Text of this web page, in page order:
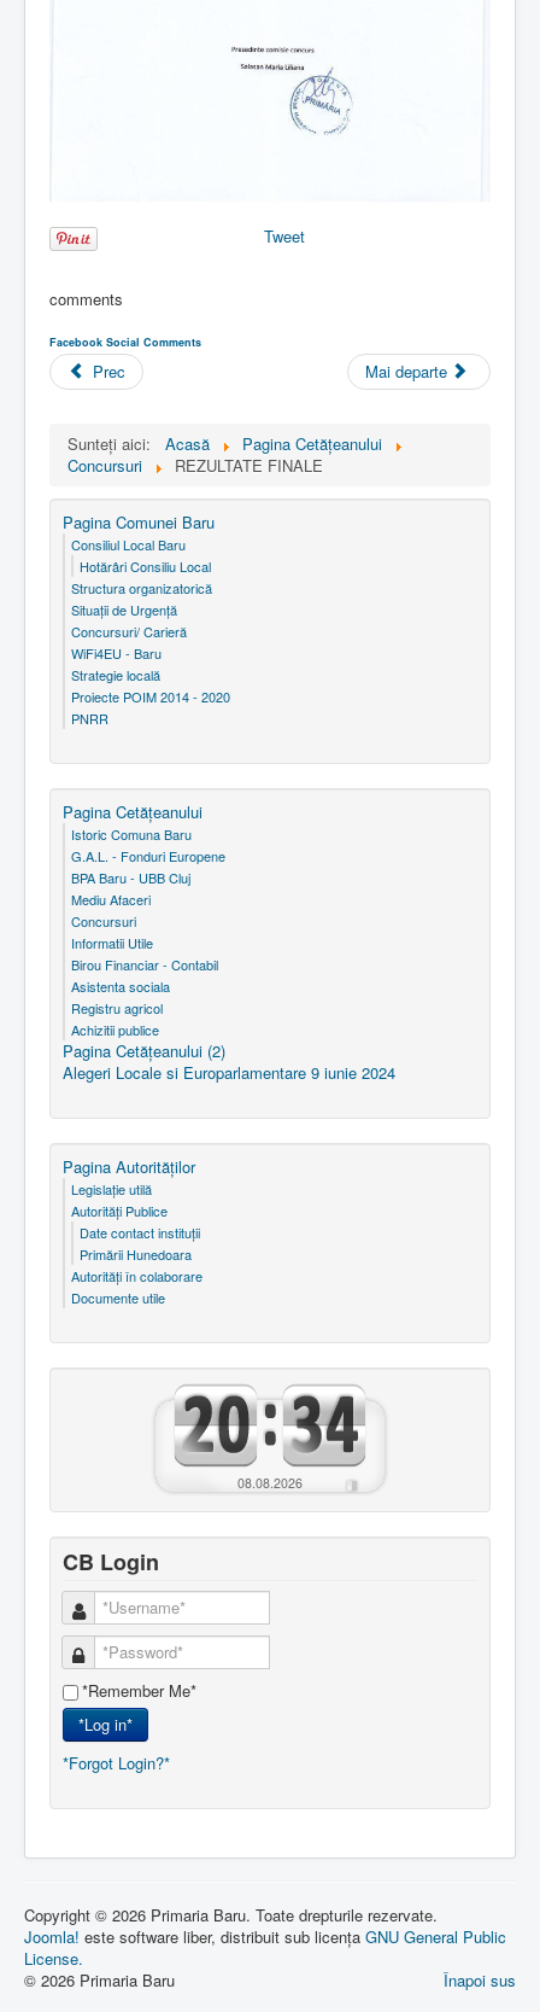
Tweet
comments
Facebook Social Comments
Prec Mai departe
Sunteți aici: Acasă
Pagina Cetăţeanului
Concursuri
REZULTATE FINALE
Pagina Comunei Baru
Consiliul Local Baru
Hotărâri Consiliu Local
Structura organizatorică
Situaţii de Urgenţă
Concursuri/ Carieră
WiFi4EU - Baru
Strategie locală
Proiecte POIM 2014 - 2020
PNRR
Pagina Cetăţeanului
Istoric Comuna Baru
G.A.L. - Fonduri Europene
BPA Baru - UBB Cluj
Mediu Afaceri
Concursuri
Informatii Utile
Birou Financiar - Contabil
Asistenta sociala
Registru agricol
Achizitii publice
Pagina Cetăţeanului (2)
Alegeri Locale si Europarlamentare 9 iunie 2024
Pagina Autorităţilor
Legislaţie utilă
Autorităţi Publice
Date contact instituţii
Primării Hunedoara
Autorităţi în colaborare
Documente utile
08.08.2026
CB Login
*Remember Me*
*Log in*
*Forgot Login?*
Copyright © 2026 Primaria Baru. Toate drepturile rezervate.
Joomla! este software liber, distribuit sub licența GNU General Public
License.
Înapoi sus
© 2026 Primaria Baru